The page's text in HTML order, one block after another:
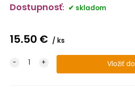
Dostupnosť: skladom
15.50 € ks